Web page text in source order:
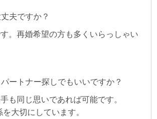
夫ですか？
す。再婚希望の方も多くいらっしゃい
ートナー探しでもいいですか？
も同じ思いであれば可能です。
大切にしています。